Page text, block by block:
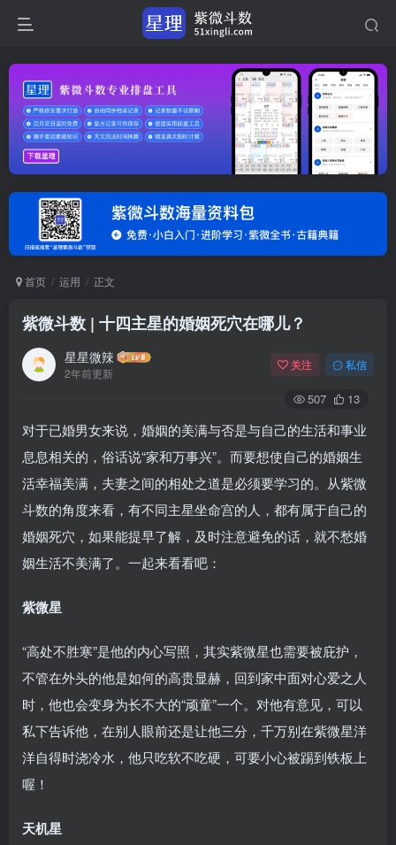
首页 运用 正文
紫微斗数 | 十四主星的婚姻死穴在哪儿？
星星微辣
2年前更新
关注 私信
507 13
对于已婚男女来说，婚姻的美满与否是与自己的生活和事业
息息相关的，俗话说“家和万事兴”。而要想使自己的婚姻生
活幸福美满，夫妻之间的相处之道是必须要学习的。从紫微
斗数的角度来看，有不同主星坐命宫的人，都有属于自己的
婚姻死穴，如果能提早了解，及时注意避免的话，就不愁婚
姻生活不美满了。一起来看看吧：
紫微星
“高处不胜寒”是他的内心写照，其实紫微星也需要被庇护，
不管在外头的他是如何的高贵显赫，回到家中面对心爱之人
时，他也会变身为长不大的“顽童”一个。对他有意见，可以
私下告诉他，在别人眼前还是让他三分，千万别在紫微星洋
洋自得时浇冷水，他只吃软不吃硬，可要小心被踢到铁板上
喔！
天机星